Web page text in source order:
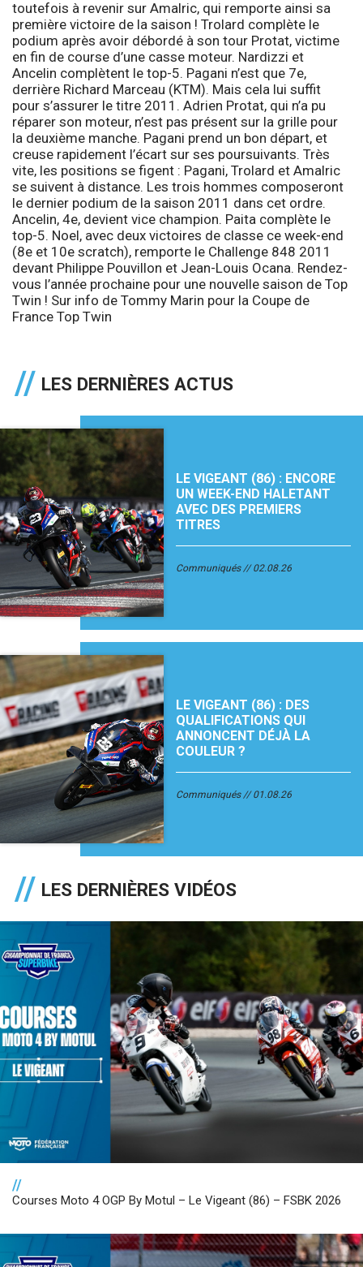
toutefois à revenir sur Amalric, qui remporte ainsi sa
première victoire de la saison ! Trolard complète le
podium après avoir débordé à son tour Protat, victime
en fin de course d’une casse moteur. Nardizzi et
Ancelin complètent le top-5. Pagani n’est que 7e,
derrière Richard Marceau (KTM). Mais cela lui suffit
pour s’assurer le titre 2011. Adrien Protat, qui n’a pu
réparer son moteur, n’est pas présent sur la grille pour
la deuxième manche. Pagani prend un bon départ, et
creuse rapidement l’écart sur ses poursuivants. Très
vite, les positions se figent : Pagani, Trolard et Amalric
se suivent à distance. Les trois hommes composeront
le dernier podium de la saison 2011 dans cet ordre.
Ancelin, 4e, devient vice champion. Paita complète le
top-5. Noel, avec deux victoires de classe ce week-end
(8e et 10e scratch), remporte le Challenge 848 2011
devant Philippe Pouvillon et Jean-Louis Ocana. Rendez-
vous l’année prochaine pour une nouvelle saison de Top
Twin ! Sur info de Tommy Marin pour la Coupe de
France Top Twin
LES DERNIÈRES ACTUS
LE VIGEANT (86) : ENCORE
UN WEEK-END HALETANT
AVEC DES PREMIERS
TITRES
Communiqués 02.08.26
LE VIGEANT (86) : DES
QUALIFICATIONS QUI
ANNONCENT DÉJÀ LA
COULEUR ?
Communiqués 01.08.26
LES DERNIÈRES VIDÉOS
//
Courses Moto 4 OGP By Motul – Le Vigeant (86) – FSBK 2026